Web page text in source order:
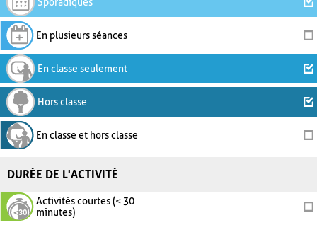
En plusieurs séances
En classe seulement
Hors classe
En classe et hors classe
DURÉE DE L'ACTIVITÉ
Activités courtes (< 30
minutes)